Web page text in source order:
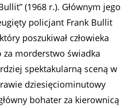
(1968 r.). Głównym jego
policjant Frank Bullit
poszukiwał człowieka
morderstwo świadka
spektakularną sceną w
dziesięciominutowy
bohater za kierownicą